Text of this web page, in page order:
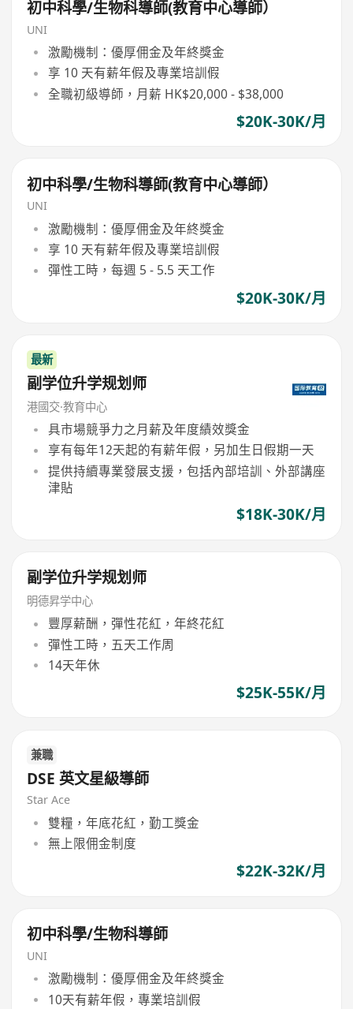
初中科學/生物科導師(教育中心導師）
UNI
激勵機制：優厚佣金及年終獎金
享 10 天有薪年假及專業培訓假
全職初級導師，月薪 HK$20,000 - $38,000
$20K-30K/月
初中科學/生物科導師(教育中心導師）
UNI
激勵機制：優厚佣金及年終獎金
享 10 天有薪年假及專業培訓假
彈性工時，每週 5 - 5.5 天工作
$20K-30K/月
最新
副学位升学规划师
港國交·教育中心
具市場競爭力之月薪及年度績效獎金
享有每年12天起的有薪年假，另加生日假期一天
提供持續專業發展支援，包括內部培訓、外部講座
津貼
$18K-30K/月
副学位升学规划师
明德昇学中心
豐厚薪酬，彈性花紅，年終花紅
彈性工時，五天工作周
14天年休
$25K-55K/月
兼職
DSE 英文星級導師
Star Ace
雙糧，年底花紅，勤工獎金
無上限佣金制度
$22K-32K/月
初中科學/生物科導師
UNI
激勵機制：優厚佣金及年終獎金
10天有薪年假，專業培訓假